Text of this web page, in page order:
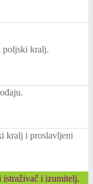
poljski kralj.
kralj i proslavljeni
istraživač i izumitelj.